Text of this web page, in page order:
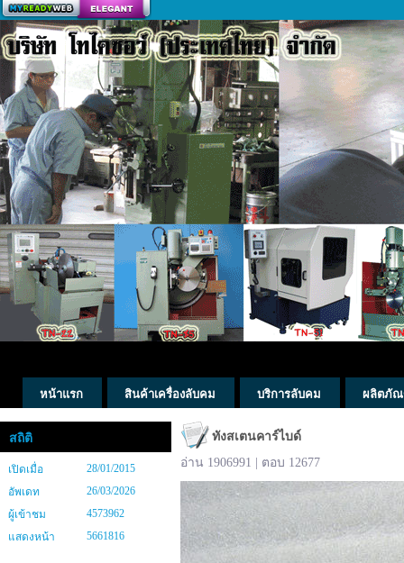
สร้างเว็บ
หน้าแรก สินค้าเครื่องลับคม บริการลับคม ผลิตภัณ
สถิติ
เปิดเมื่อ
28/01/2015
อัพเดท
26/03/2026
ผู้เข้าชม
4573962
แสดงหน้า
5661816
ทังสเตนคาร์ไบด์
อ่าน 1906991 | ตอบ 12677